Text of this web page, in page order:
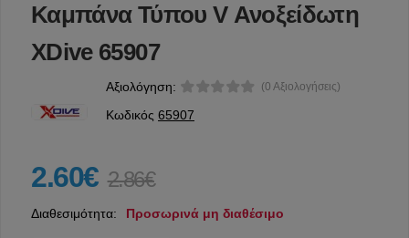
Καμπάνα Τύπου V Ανοξείδωτη
XDive 65907
Αξιολόγηση: (0 Αξιολογήσεις)
Κωδικός 65907
2.60€ 2.86€
Διαθεσιμότητα: Προσωρινά μη διαθέσιμο